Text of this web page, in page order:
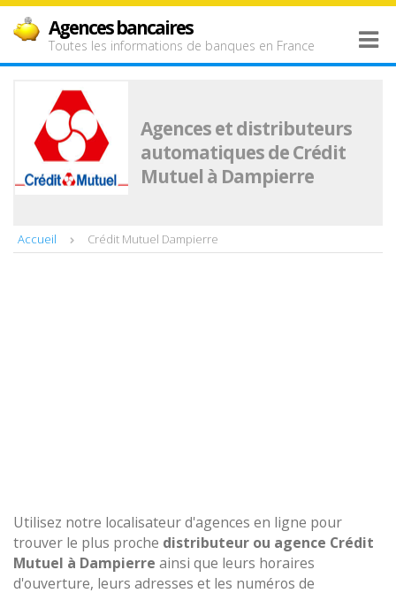
Agences bancaires
Toutes les informations de banques en France
Agences et distributeurs
automatiques de Crédit
Mutuel à Dampierre
Accueil Crédit Mutuel Dampierre
Utilisez notre localisateur d'agences en ligne pour
trouver le plus proche distributeur ou agence Crédit
Mutuel à Dampierre ainsi que leurs horaires
d'ouverture, leurs adresses et les numéros de